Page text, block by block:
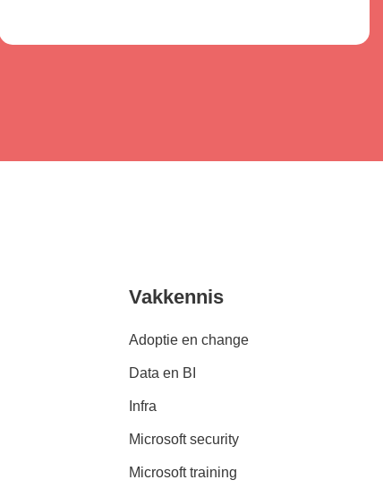
Vakkennis
Adoptie en change
Data en BI
Infra
Microsoft security
Microsoft training